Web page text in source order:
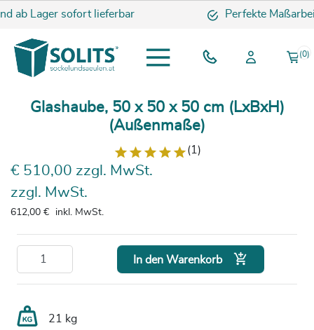
ab Lager sofort lieferbar Perfekte Maßarbeit
(0)
Glashaube, 50 x 50 x 50 cm (LxBxH)
(Außenmaße)
(1)
€ 510,00 zzgl. MwSt.
zzgl. MwSt.
612,00 € inkl. MwSt.
In den Warenkorb 
21 kg